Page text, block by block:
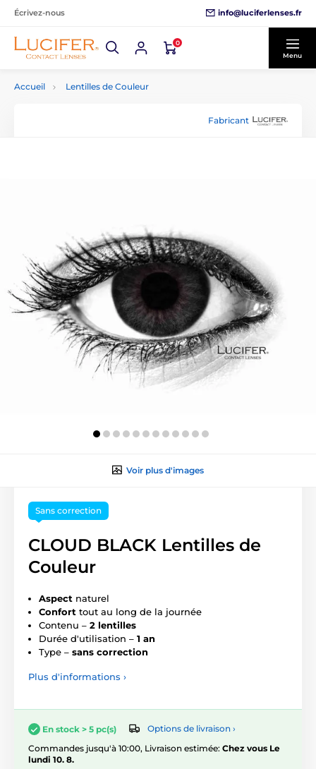
Écrivez-nous info@luciferlenses.fr
0
Menu
Accueil Lentilles de Couleur
Fabricant
Voir plus d'images
Sans correction
CLOUD BLACK Lentilles de
Couleur
Aspect naturel
Confort tout au long de la journée
Contenu – 2 lentilles
Durée d'utilisation – 1 an
Type – sans correction
Plus d'informations ›
En stock > 5 pc(s)
Options de livraison ›
Commandes jusqu'à 10:00, Livraison estimée: Chez vous Le
lundi 10. 8.